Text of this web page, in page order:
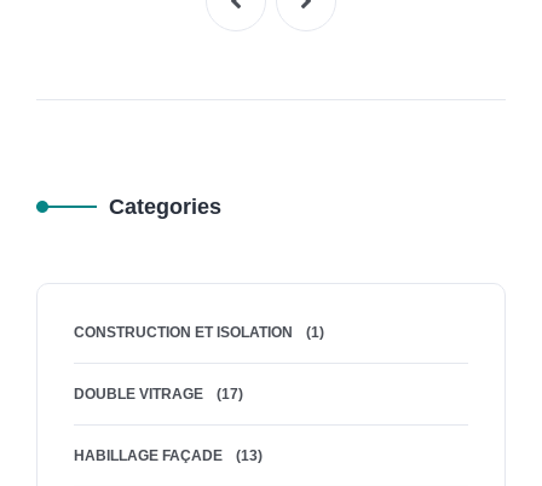
Categories
CONSTRUCTION ET ISOLATION (1)
DOUBLE VITRAGE (17)
HABILLAGE FAÇADE (13)